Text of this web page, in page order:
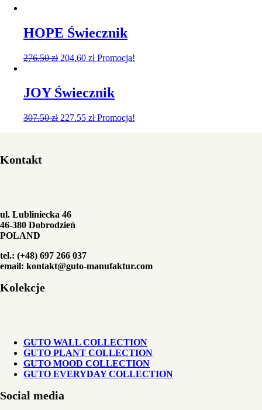
HOPE Świecznik
276.50zł 204.60 zł Promocja!
JOY Świecznik
307.50zł 227.55 zł Promocja!
Kontakt
ul. Lubliniecka 46
46-380 Dobrodzień
POLAND
tel.: (+48) 697 266 037
email: kontakt@guto-manufaktur.com
Kolekcje
GUTO WALL COLLECTION
GUTO PLANT COLLECTION
GUTO MOOD COLLECTION
GUTO EVERYDAY COLLECTION
Social media